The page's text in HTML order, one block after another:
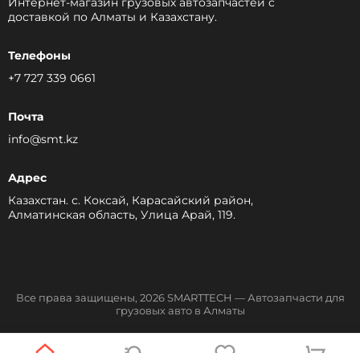
доставкой по Алматы и Казахстану.
Телефоны
+7 727 339 0661
Почта
info@smt.kz
Адрес
Казахстан. с. Коксай, Карасайский район,
Алматинская область, Улица Арай, 119.
Все права защищены, 2026 SMARTTECH — Автозапчасти для
грузовых авто в Алматы